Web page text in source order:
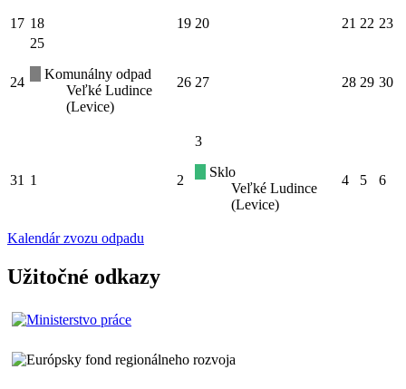
17 18 19 20 21 22 23
24
25
Komunálny odpad
Veľké Ludince
(Levice)
26 27 28 29 30
31 1 2
3
Sklo
Veľké Ludince
(Levice)
4 5 6
Kalendár zvozu odpadu
Užitočné odkazy